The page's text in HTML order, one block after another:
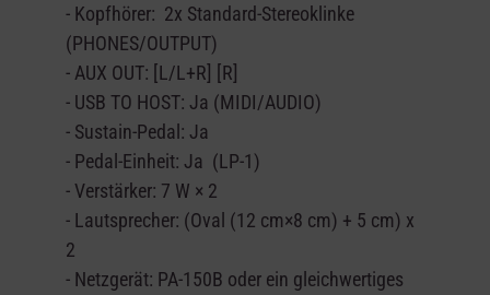
- Kopfhörer: 2x Standard-Stereoklinke
(PHONES/OUTPUT)
- AUX OUT: [L/L+R] [R]
- USB TO HOST: Ja (MIDI/AUDIO)
- Sustain-Pedal: Ja
- Pedal-Einheit: Ja (LP-1)
- Verstärker: 7 W × 2
- Lautsprecher: (Oval (12 cm×8 cm) + 5 cm) x
2
- Netzgerät: PA-150B oder ein gleichwertiges